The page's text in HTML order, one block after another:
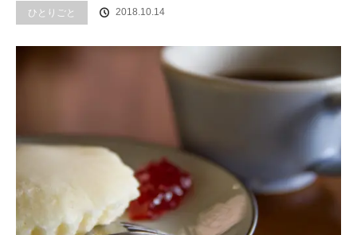
ひとりごと 2018.10.14